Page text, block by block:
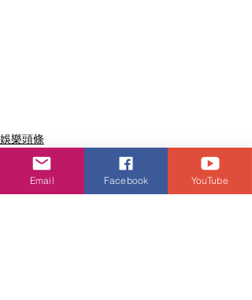
娛樂頭條
Email Facebook YouTube